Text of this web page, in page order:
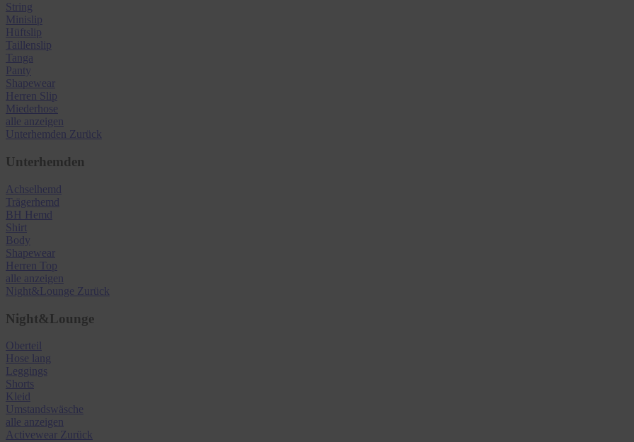
String
Minislip
Hüftslip
Taillenslip
Tanga
Panty
Shapewear
Herren Slip
Miederhose
alle anzeigen
Unterhemden Zurück
Unterhemden
Achselhemd
Trägerhemd
BH Hemd
Shirt
Body
Shapewear
Herren Top
alle anzeigen
Night&Lounge Zurück
Night&Lounge
Oberteil
Hose lang
Leggings
Shorts
Kleid
Umstandswäsche
alle anzeigen
Activewear Zurück